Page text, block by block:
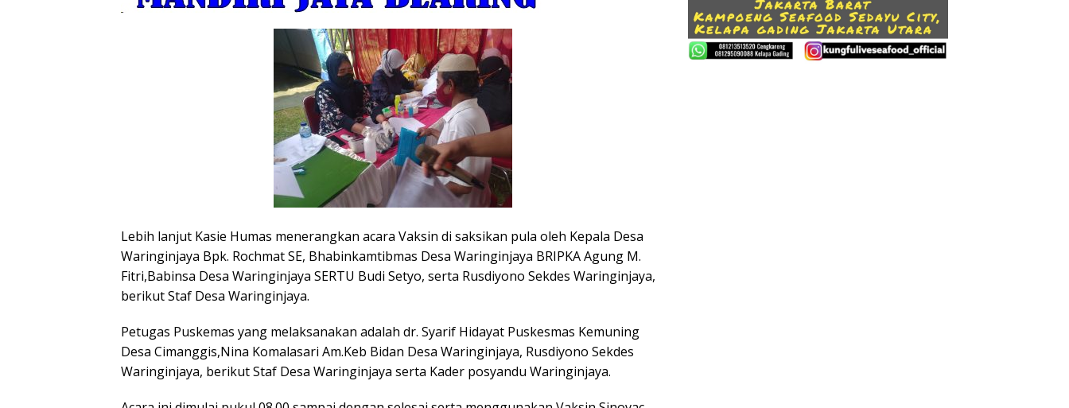
Lebih lanjut Kasie Humas menerangkan acara Vaksin di saksikan pula oleh Kepala Desa
Waringinjaya Bpk. Rochmat SE, Bhabinkamtibmas Desa Waringinjaya BRIPKA Agung M.
Fitri,Babinsa Desa Waringinjaya SERTU Budi Setyo, serta Rusdiyono Sekdes Waringinjaya,
berikut Staf Desa Waringinjaya.
Petugas Puskemas yang melaksanakan adalah dr. Syarif Hidayat Puskesmas Kemuning
Desa Cimanggis,Nina Komalasari Am.Keb Bidan Desa Waringinjaya, Rusdiyono Sekdes
Waringinjaya, berikut Staf Desa Waringinjaya serta Kader posyandu Waringinjaya.